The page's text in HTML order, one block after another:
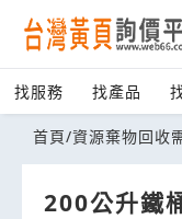
找服務 找產品
首頁/資源棄物回收
200公升鐵